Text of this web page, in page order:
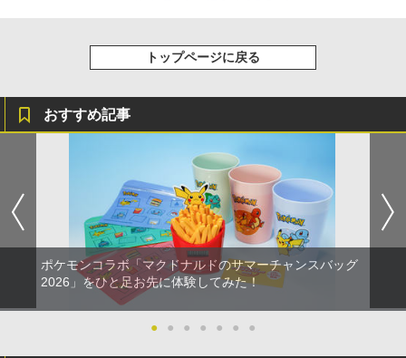
トップページに戻る
おすすめ記事
ポケモンコラボ「マクドナルドのサマーチャンスバッグ
2026」をひと足お先に体験してみた！
● ● ● ● ● ● ●